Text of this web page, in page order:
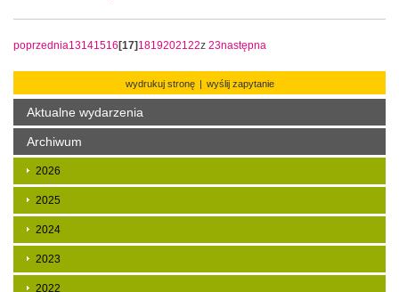
poprzednia13141516[17]18192021 22z 23następna
wydrukuj stronę | wyślij zapytanie
Aktualne wydarzenia
Archiwum
2026
2025
2024
2023
2022